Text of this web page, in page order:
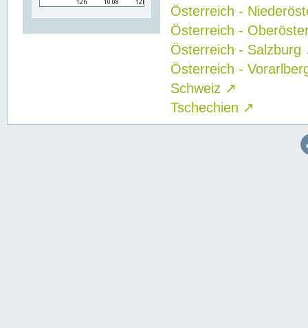
Österreich -
Österreich -
Österreich - Salzburg
Österreich -
Schweiz ↗
Tschechien ↗